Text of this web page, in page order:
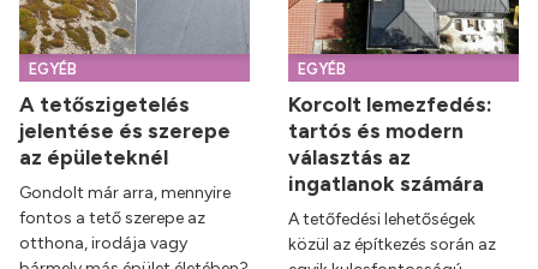
EGYÉB
A tetőszigetelés
jelentése és szerepe
az épületeknél
Gondolt már arra, mennyire
fontos a tető szerepe az
otthona, irodája vagy
EGYÉB
Korcolt lemezfedés:
tartós és modern
választás az
ingatlanok számára
A tetőfedési lehetőségek
közül az építkezés során az